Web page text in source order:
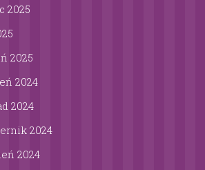
2025
2025
2024
2024
2024
2024